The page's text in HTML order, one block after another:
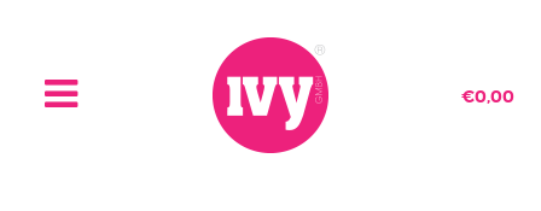
€0,00